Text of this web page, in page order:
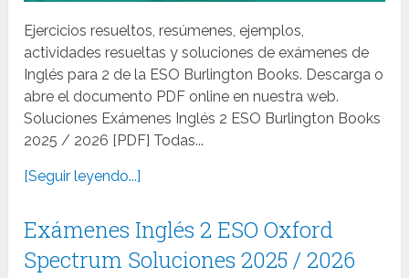
Ejercicios resueltos, resúmenes, ejemplos,
actividades resueltas y soluciones de exámenes de
Inglés para 2 de la ESO Burlington Books. Descarga o
abre el documento PDF online en nuestra web.
Soluciones Exámenes Inglés 2 ESO Burlington Books
2025 / 2026 [PDF] Todas...
[Seguir leyendo...]
Exámenes Inglés 2 ESO Oxford
Spectrum Soluciones 2025 / 2026